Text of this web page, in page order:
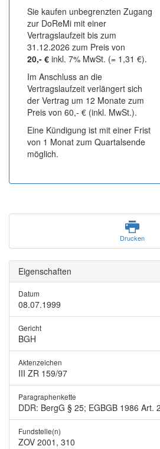
Sie kaufen unbegrenzten Zugang
zur DoReMi mit einer
Vertragslaufzeit bis zum
31.12.2026 zum Preis von
20,- € inkl. 7% MwSt. (= 1,31 €).
Im Anschluss an die
Vertragslaufzeit verlängert sich
der Vertrag um 12 Monate zum
Preis von 60,- € (inkl. MwSt.).
Eine Kündigung ist mit einer Frist
von 1 Monat zum Quartalsende
möglich.
Drucken
Eigenschaften
Datum
08.07.1999
Gericht
BGH
Aktenzeichen
III ZR 159/97
Paragraphenkette
DDR: BergG § 25; EGBGB 1986 Art.
Fundstelle(n)
ZOV 2001, 310